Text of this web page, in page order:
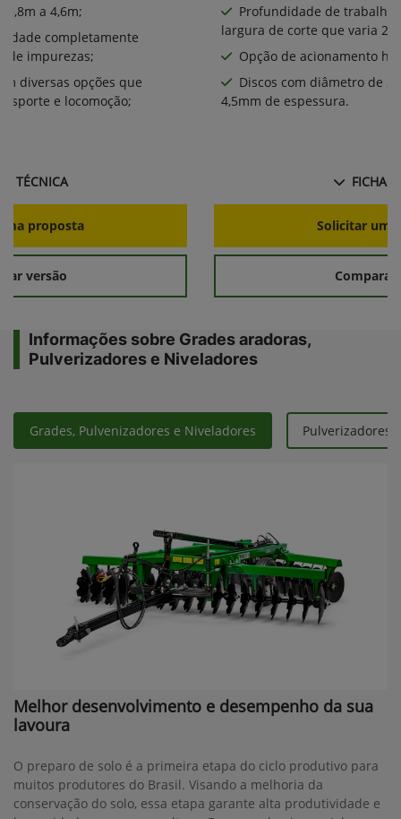
a 4,6m;
completamente
de impurezas;
diversas opções que
e locomoção;
TÉCNICA
proposta
versão
Profundidade de trabalho
largura de corte que varia
Opção de acionamento
Discos com diâmetro de
4,5mm de espessura.
FICHA
Solicitar
Comparar
Informações sobre Grades aradoras,
Pulverizadores e Niveladores
Grades, Pulvenizadores e Niveladores Pulverizadores
Melhor desenvolvimento e desempenho da sua
lavoura
O preparo de solo é a primeira etapa do ciclo produtivo para
muitos produtores do Brasil. Visando a melhoria da
conservação do solo, essa etapa garante alta produtividade e